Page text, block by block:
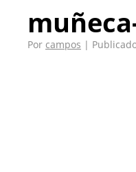
Por campos |